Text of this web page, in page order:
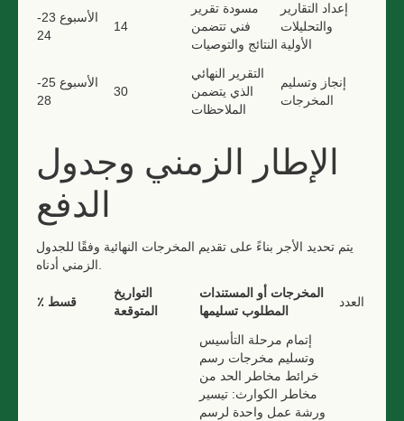
الأسبوع 23-
24
14
مسودة تقرير
فني تتضمن
النتائج والتوصيات
إعداد التقارير
والتحليلات
الأولية
الأسبوع 25-
28
30
التقرير النهائي
الذي يتضمن
الملاحظات
إنجاز وتسليم
المخرجات
الإطار الزمني وجدول
الدفع
يتم تحديد الأجر بناءً على تقديم المخرجات النهائية وفقًا للجدول
٪ قسط
التواريخ
المتوقعة
المخرجات أو المستندات
المطلوب تسليمها
العدد
إتمام مرحلة التأسيس
وتسليم مخرجات رسم
خرائط مخاطر الحد من
مخاطر الكوارث: تيسير
ورشة عمل واحدة لرسم